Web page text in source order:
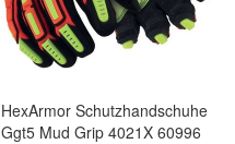
HexArmor Schutzhandschuhe
Ggt5 Mud Grip 4021X 60996